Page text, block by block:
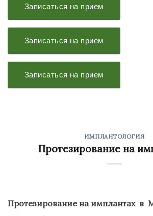
Записаться на прием
Записаться на прием
Записаться на прием
ИМПЛАНТОЛОГИЯ
Протезирование на
Протезирование на имплантах в